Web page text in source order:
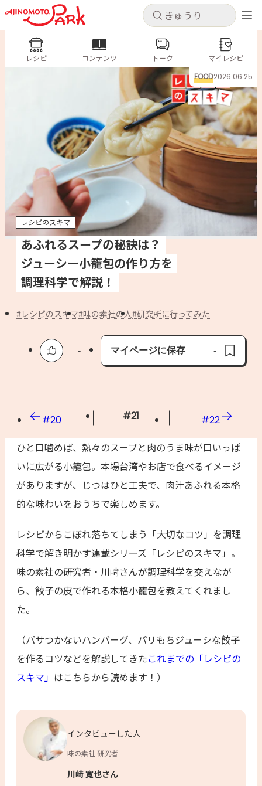
キャンセル
ログインするとレシピを保存できます
新規登録
ホーム
コンテンツ
レシピ
トーク
よくあるお問い合わせ
キャンセル
レシピ コンテンツ
きゅうり なす トマト
とうもろこし
ピーマン
みょうが ゴーヤ
レシピ コンテンツ トーク マイレシピ
レシピのスキマ
あふれるスープの秘訣は？
ジューシー小籠包の作り方を
調理科学で解説！
レシピのスキマ 味の素社の人 研究所に行ってみた
-
マイページに保存
保存済み
-
FOOD2026.06.25
#20 #21 #22
ひと口噛めば、熱々のスープと肉のうま味が口いっぱ
いに広がる小籠包。本場台湾やお店で食べるイメージ
がありますが、じつはひと工夫で、肉汁あふれる本格
的な味わいをおうちで楽しめます。
レシピからこぼれ落ちてしまう「大切なコツ」を調理
科学で解き明かす連載シリーズ「レシピのスキマ」。
味の素社の研究者・川﨑さんが調理科学を交えなが
ら、餃子の皮で作れる本格小籠包を教えてくれまし
た。
（パサつかないハンバーグ、パリもちジューシな餃子
を作るコツなどを解説してきたこれまでの「レシピの
スキマ」 はこちらから読めます！）
インタビューした人
味の素社 研究者
川﨑 寛也さん